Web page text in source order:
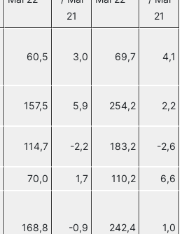
21
21
60,5 3,0 69,7 4,1
157,5 5,9 254,2 2,2
114,7 -2,2 183,2 -2,6
70,0 1,7 110,2 6,6
168,8 -0,9 242,4 1,0